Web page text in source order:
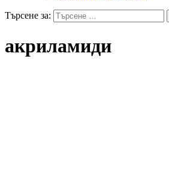
Търсене за:
акриламиди